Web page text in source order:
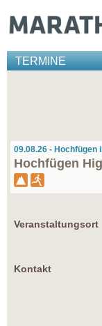
TERMINE
09.08.26 - Hochfügen
Hochfügen
Veranstaltungsort
Kontakt